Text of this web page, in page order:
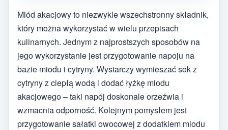
Miód akacjowy to niezwykle wszechstronny składnik,
który można wykorzystać w wielu przepisach
kulinarnych. Jednym z najprostszych sposobów na
jego wykorzystanie jest przygotowanie napoju na
bazie miodu i cytryny. Wystarczy wymieszać sok z
cytryny z ciepłą wodą i dodać łyżkę miodu
akacjowego – taki napój doskonale orzeźwia i
wzmacnia odporność. Kolejnym pomysłem jest
przygotowanie sałatki owocowej z dodatkiem miodu